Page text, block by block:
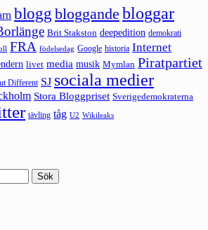
blogg bloggande bloggar
Brit Stakston deepedition demokrati
FRA födelsedag Google historia Internet
livet media musik Mymlan Piratpartiet
Different SJ sociala medier
Stora Bloggpriset Sverigedemokraterna
tävling tåg U2 Wikileaks